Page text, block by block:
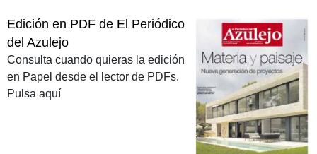
Edición en PDF de El Periódico
del Azulejo
Consulta cuando quieras la edición
en Papel desde el lector de PDFs.
Pulsa aquí